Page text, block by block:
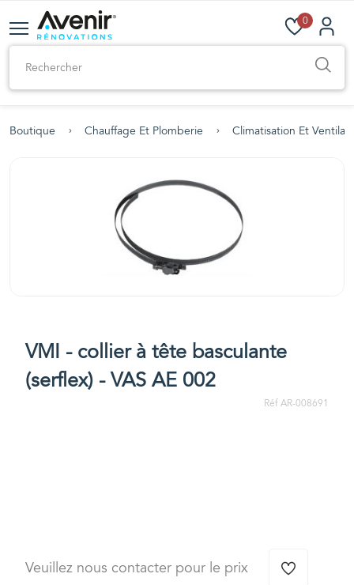
0
Boutique Chauffage Et Plomberie Climatisation Et
VMI - collier à tête basculante
(serflex) - VAS AE 002
Réf AR-008691
Veuillez nous contacter pour le prix